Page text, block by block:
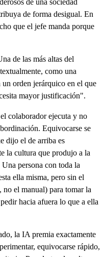
de forma desigual. En
que el jefe manda porque
de las más altas del
como una
un orden jerárquico en el que
mayor justificación".
colaborador ejecuta y no
Equivocarse se
dijo el de arriba es
la cultura que produjo a la
persona con toda la
ella misma, pero sin el
no el manual) para tomar la
hacia afuera lo que a ella
la IA premia exactamente
equivocarse rápido,